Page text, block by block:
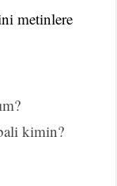
metinlere
kimin?